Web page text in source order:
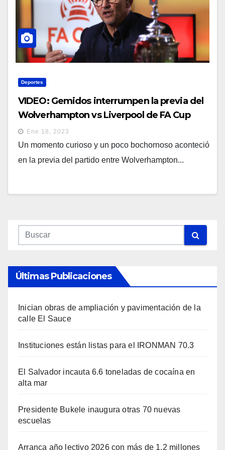
Deportes
VIDEO: Gemidos interrumpen la previa del
Wolverhampton vs Liverpool de FA Cup
transmitido por la BBC
Ene 18, 2023
Un momento curioso y un poco bochornoso aconteció
en la previa del partido entre Wolverhampton...
Últimas Publicaciones
Inician obras de ampliación y pavimentación de la
calle El Sauce
Instituciones están listas para el IRONMAN 70.3
El Salvador incauta 6.6 toneladas de cocaína en
alta mar
Presidente Bukele inaugura otras 70 nuevas
escuelas
Arranca año lectivo 2026 con más de 1.2 millones